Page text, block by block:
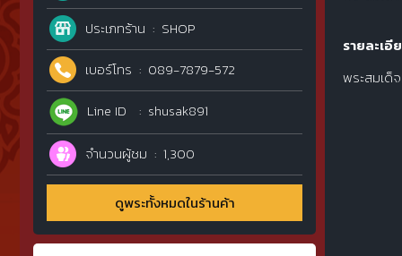
ประเภทร้าน
SHOP
เบอร์โทร
089-7879-572
Line ID
shusak891
จำนวนผู้ชม 1,300
ดูพระทั้งหมดในร้านค้า
รายละเอี
พระสมเด็